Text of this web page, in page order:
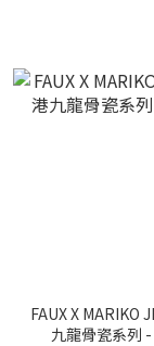
FAUX X MARIKO
九龍骨瓷系列